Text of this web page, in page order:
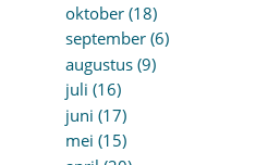
oktober (18)
september (6)
augustus (9)
juli (16)
juni (17)
mei (15)